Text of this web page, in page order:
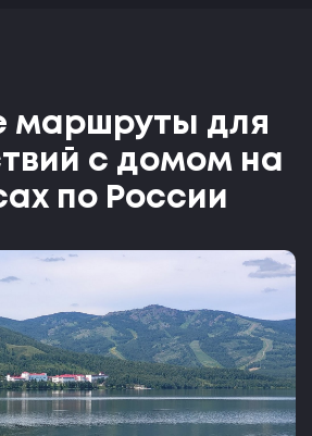
маршруты для
с домом на
по России